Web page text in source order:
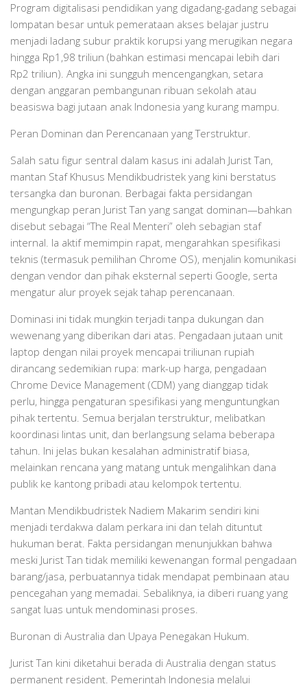
Program digitalisasi pendidikan yang digadang-gadang sebagai
lompatan besar untuk pemerataan akses belajar justru
menjadi ladang subur praktik korupsi yang merugikan negara
hingga Rp1,98 triliun (bahkan estimasi mencapai lebih dari
Rp2 triliun). Angka ini sungguh mencengangkan, setara
dengan anggaran pembangunan ribuan sekolah atau
beasiswa bagi jutaan anak Indonesia yang kurang mampu.
Peran Dominan dan Perencanaan yang Terstruktur.
Salah satu figur sentral dalam kasus ini adalah Jurist Tan,
mantan Staf Khusus Mendikbudristek yang kini berstatus
tersangka dan buronan. Berbagai fakta persidangan
mengungkap peran Jurist Tan yang sangat dominan—bahkan
disebut sebagai “The Real Menteri” oleh sebagian staf
internal. Ia aktif memimpin rapat, mengarahkan spesifikasi
teknis (termasuk pemilihan Chrome OS), menjalin komunikasi
dengan vendor dan pihak eksternal seperti Google, serta
mengatur alur proyek sejak tahap perencanaan.
Dominasi ini tidak mungkin terjadi tanpa dukungan dan
wewenang yang diberikan dari atas. Pengadaan jutaan unit
laptop dengan nilai proyek mencapai triliunan rupiah
dirancang sedemikian rupa: mark-up harga, pengadaan
Chrome Device Management (CDM) yang dianggap tidak
perlu, hingga pengaturan spesifikasi yang menguntungkan
pihak tertentu. Semua berjalan terstruktur, melibatkan
koordinasi lintas unit, dan berlangsung selama beberapa
tahun. Ini jelas bukan kesalahan administratif biasa,
melainkan rencana yang matang untuk mengalihkan dana
publik ke kantong pribadi atau kelompok tertentu.
Mantan Mendikbudristek Nadiem Makarim sendiri kini
menjadi terdakwa dalam perkara ini dan telah dituntut
hukuman berat. Fakta persidangan menunjukkan bahwa
meski Jurist Tan tidak memiliki kewenangan formal pengadaan
barang/jasa, perbuatannya tidak mendapat pembinaan atau
pencegahan yang memadai. Sebaliknya, ia diberi ruang yang
sangat luas untuk mendominasi proses.
Buronan di Australia dan Upaya Penegakan Hukum.
Jurist Tan kini diketahui berada di Australia dengan status
permanent resident. Pemerintah Indonesia melalui